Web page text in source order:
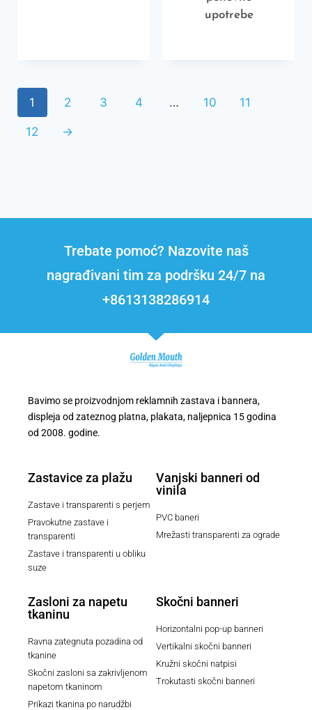
upotrebe
1 2 3 4 … 10 11
12 →
Trebate pomoć? Nazovite naš
nagrađivani tim za podršku 24/7 na
+8613138286914
Bavimo se proizvodnjom reklamnih zastava i bannera,
displeja od zateznog platna, plakata, naljepnica 15 godina
od 2008. godine.
Zastavice za plažu
Zastave i transparenti s perjem
Pravokutne zastave i
transparenti
Zastave i transparenti u obliku
suze
Vanjski banneri od
vinila
PVC baneri
Mrežasti transparenti za ograde
Zasloni za napetu
tkaninu
Ravna zategnuta pozadina od
tkanine
Skočni zasloni sa zakrivljenom
napetom tkaninom
Prikazi tkanina po narudžbi
Skočni banneri
Horizontalni pop-up banneri
Vertikalni skočni banneri
Kružni skočni natpisi
Trokutasti skočni banneri